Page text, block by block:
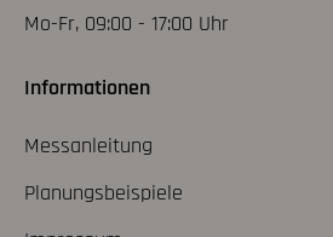
Mo-Fr, 09:00 - 17:00 Uhr
Informationen
Messanleitung
Planungsbeispiele